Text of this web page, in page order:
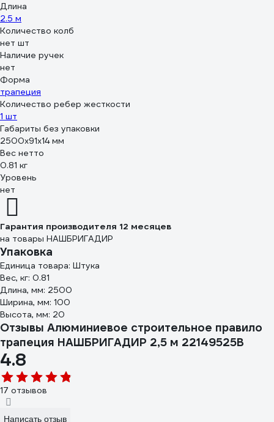
Длина
2.5 м
Количество колб
нет шт
Наличие ручек
нет
Форма
трапеция
Количество ребер жесткости
1 шт
Габариты без упаковки
2500х91х14 мм
Вес нетто
0.81 кг
Уровень
нет
Гарантия производителя 12 месяцев
на товары НАШБРИГАДИР
Упаковка
Единица товара: Штука
Вес, кг: 0.81
Длина, мм: 2500
Ширина, мм: 100
Высота, мм: 20
Отзывы Алюминиевое строительное правило
трапеция НАШБРИГАДИР 2,5 м 22149525B
4.8
17 отзывов
Написать отзыв